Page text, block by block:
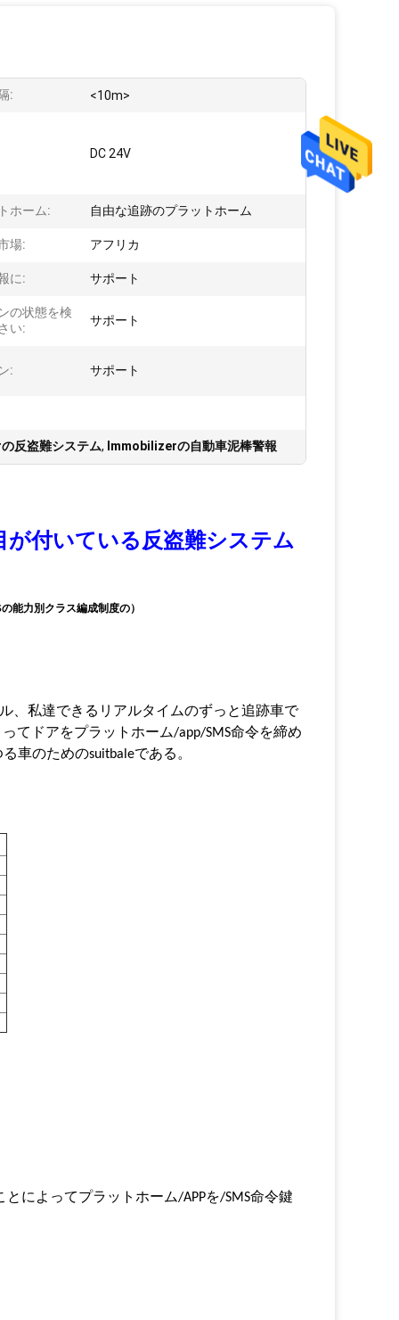
: <10m>
DC 24V
ホーム: 自由な追跡のプラットホーム
場: アフリカ
に: サポート
の状態を検
い:
サポート
: サポート
反盗難システム, Immobilizerの自動車泥棒警報
が付いている反盗難システム
能力別クラス編成制度の）
、私達できるリアルタイムのずっと追跡車で
てドアをプラットホーム/app/SMS命令を締め
車のためのsuitbaleである。
によってプラットホーム/APPを/SMS命令鍵